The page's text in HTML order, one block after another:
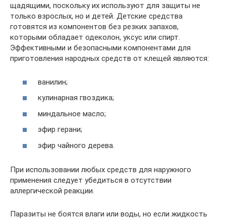
щадящими, поскольку их используют для защиты не
только взрослых, но и детей. Детские средства
готовятся из компонентов без резких запахов,
которыми обладает одеколон, уксус или спирт.
Эффективными и безопасными компонентами для
приготовления народных средств от клещей являются:
ванилин;
кулинарная гвоздика;
миндальное масло;
эфир герани;
эфир чайного дерева.
При использовании любых средств для наружного
применения следует убедиться в отсутствии
аллергической реакции.
Паразиты не боятся влаги или воды, но если жидкость